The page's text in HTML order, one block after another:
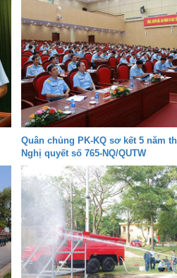
Quân chủng PK-KQ sơ kết 5 năm
Nghị quyết số 765-NQ/QUTW